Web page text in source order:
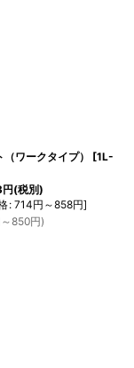
ワークタイプ） [1L-
円(税別)
: 714円 ～858円]
～850円)